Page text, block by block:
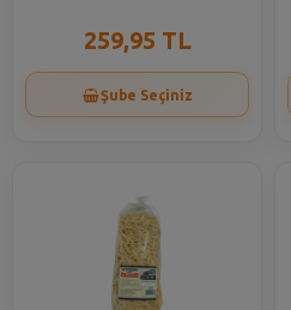
259,95 TL
Şube Seçiniz